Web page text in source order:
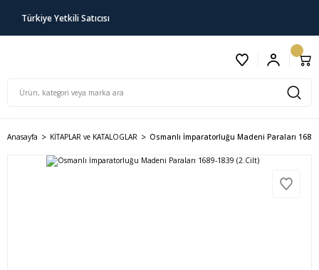
Türkiye Yetkili Satıcısı
Anasayfa KİTAPLAR ve KATALOGLAR Osmanlı İmparatorluğu Madeni Paraları 1689-